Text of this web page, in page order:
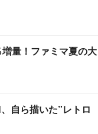
量！ファミマ夏の大
自ら描いた”レトロ